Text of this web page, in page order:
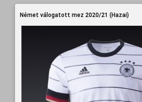
Német válogatott mez 2020/21 (Hazai)